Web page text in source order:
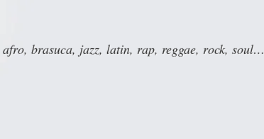
afro, brasuca, jazz, latin, rap, reggae, rock, soul…